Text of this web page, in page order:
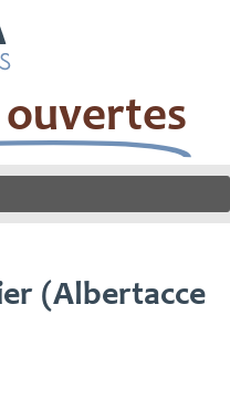
(Albertacce